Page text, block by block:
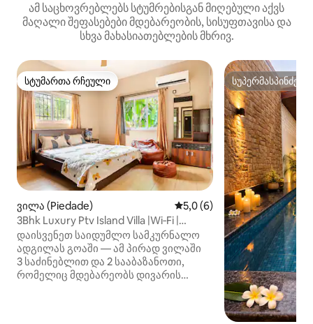
ამ საცხოვრებლებს სტუმრებისგან მიღებული აქვს
მაღალი შეფასებები მდებარეობის, სისუფთავისა და
სხვა მახასიათებლების მხრივ.
სტუმართა რჩეული
სტუმართა რჩეული
ვილა (Piedade) საშუალო შეფასებაა 5‑დან
5,0 (6)
3Bhk Luxury Ptv Island Villa |Wi‑Fi |
თეატრი | ბარბექიუ
დაისვენეთ საიდუმლო სამკურნალო
ადგილას გოაში — ამ პირად ვილაში
3 საძინებლით და 2 სააბაზანოთი,
რომელიც მდებარეობს დივარის